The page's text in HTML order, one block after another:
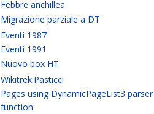
Febbre anchillea
Migrazione parziale a DT
Eventi 1987
Eventi 1991
Nuovo box HT
Wikitrek:Pasticci
Pages using DynamicPageList3 parser
function